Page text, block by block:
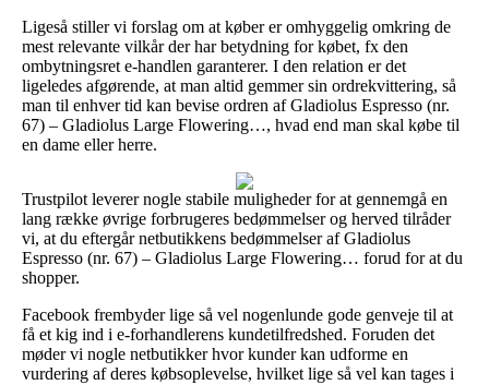
Ligeså stiller vi forslag om at køber er omhyggelig omkring de
mest relevante vilkår der har betydning for købet, fx den
ombytningsret e-handlen garanterer. I den relation er det
ligeledes afgørende, at man altid gemmer sin ordrekvittering, så
man til enhver tid kan bevise ordren af Gladiolus Espresso (nr.
67) – Gladiolus Large Flowering…, hvad end man skal købe til
en dame eller herre.
Trustpilot leverer nogle stabile muligheder for at gennemgå en
lang række øvrige forbrugeres bedømmelser og herved tilråder
vi, at du eftergår netbutikkens bedømmelser af Gladiolus
Espresso (nr. 67) – Gladiolus Large Flowering… forud for at du
shopper.
Facebook frembyder lige så vel nogenlunde gode genveje til at
få et kig ind i e-forhandlerens kundetilfredshed. Foruden det
møder vi nogle netbutikker hvor kunder kan udforme en
vurdering af deres købsoplevelse, hvilket lige så vel kan tages i